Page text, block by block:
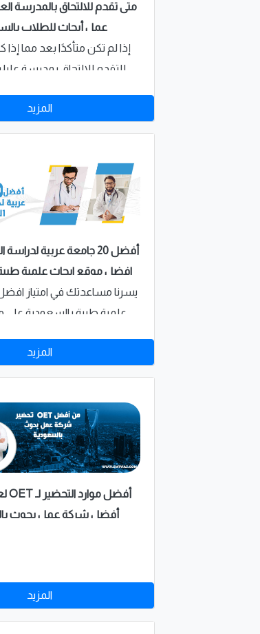
متى تقدم للالتحاق بالمدرسة
عمل أبحاث للطلاب
إذا لم تكن متأكدًا بعد مما
للتقدم للالتحاق بمدرسة
للطلاب بالسعودية بعض
تحديدها لذلك فاسأل نفسك
المزيد
أفضل 20 جامعة عربية
افضل موقع ابحاث علمية
يسرنا مساعدتك في امتياز
علمية طبية بالسعودية على
الأكاديميين والأطباء في
للاتصال (+201067090531 ).
المزيد
أفضل شركة عمل بحوث
المزيد